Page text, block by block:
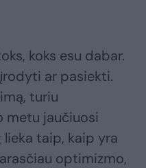
koks esu dabar.
ar pasiekti.
turiu
metu jaučiuosi
taip, kaip yra
optimizmo,